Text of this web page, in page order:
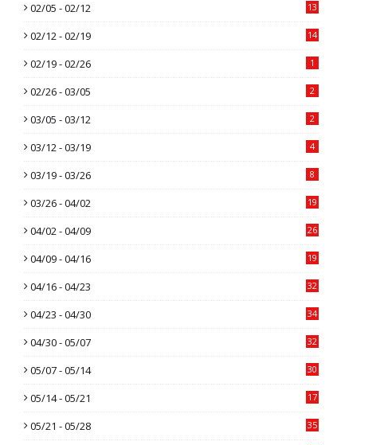
02/05 - 02/12 13
02/12 - 02/19 14
02/19 - 02/26 1
02/26 - 03/05 2
03/05 - 03/12 2
03/12 - 03/19 4
03/19 - 03/26 8
03/26 - 04/02 19
04/02 - 04/09 26
04/09 - 04/16 19
04/16 - 04/23 32
04/23 - 04/30 34
04/30 - 05/07 32
05/07 - 05/14 30
05/14 - 05/21 17
05/21 - 05/28 35